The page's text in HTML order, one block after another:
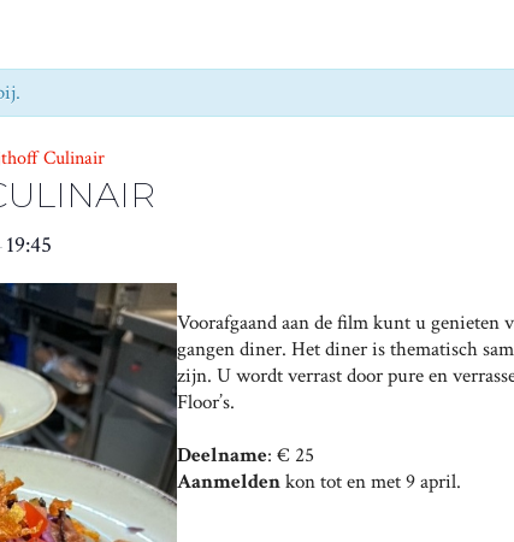
Culinair
19:45
Voorafgaand aan de film kunt u genieten
gangen diner. Het diner is thematisch
zijn. U wordt verrast door pure en
Floor’s.
Deelname: € 25
Aanmeldenkon tot en met 9 april.